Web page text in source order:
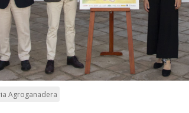
Agroganadera